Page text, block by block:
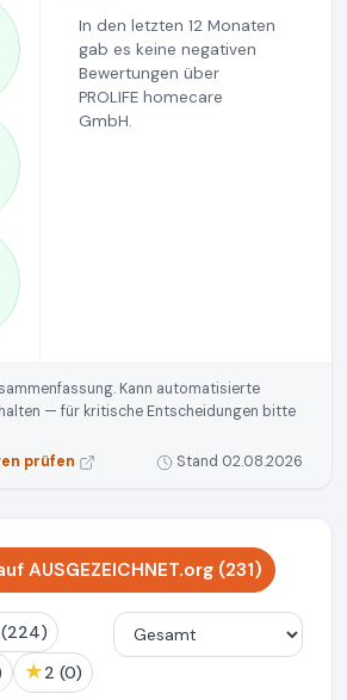
In den letzten 12 Monaten
gab es keine negativen
Bewertungen über
PROLIFE homecare
GmbH.
Kann automatisierte
— für kritische Entscheidungen bitte
prüfen
Stand 02.08.2026
AUSGEZEICHNET.org (231)
5 (224)
★ 2 (0)